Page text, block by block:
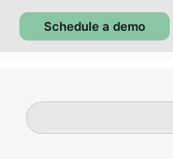
Schedule a demo